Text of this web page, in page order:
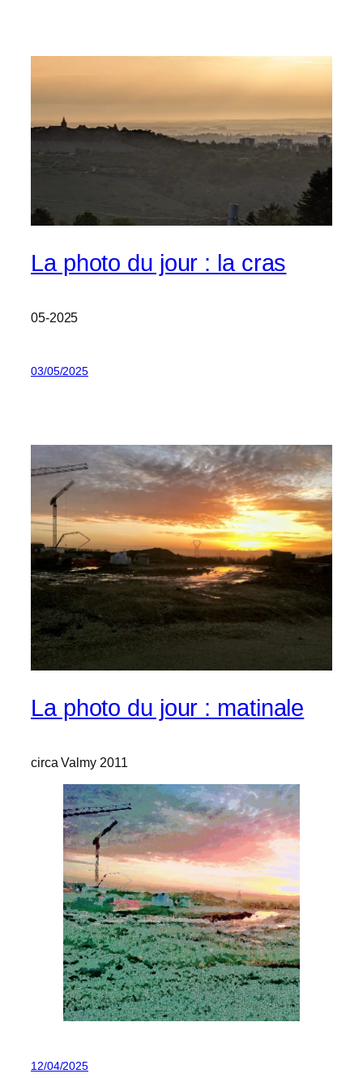
La photo du jour : la cras
05-2025
03/05/2025
La photo du jour : matinale
circa Valmy 2011
12/04/2025